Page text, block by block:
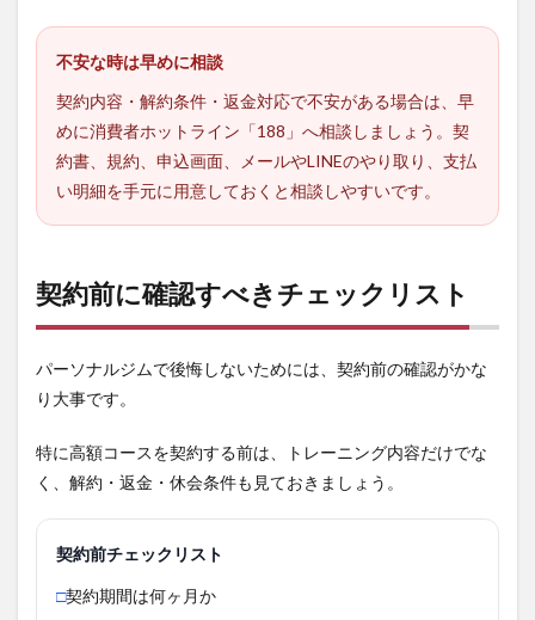
不安な時は早めに相談
契約内容・解約条件・返金対応で不安がある場合は、早
めに消費者ホットライン「188」へ相談しましょう。契
約書、規約、申込画面、メールやLINEのやり取り、支払
い明細を手元に用意しておくと相談しやすいです。
契約前に確認すべきチェックリスト
パーソナルジムで後悔しないためには、契約前の確認がかな
り大事です。
特に高額コースを契約する前は、トレーニング内容だけでな
く、解約・返金・休会条件も見ておきましょう。
契約前チェックリスト
□契約期間は何ヶ月か